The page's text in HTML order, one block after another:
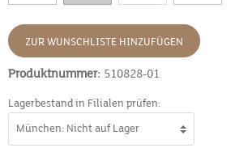
ZUR WUNSCHLISTE HINZUFÜGEN
Produktnummer: 510828-01
Lagerbestand in Filialen prüfen: